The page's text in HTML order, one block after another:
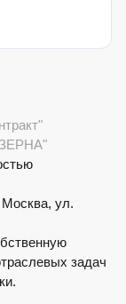
ул.
задач